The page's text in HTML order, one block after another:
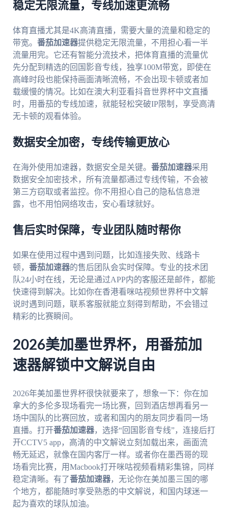
稳定无限流量，专线加速更流畅
体育直播尤其是4K高清直播，需要大量的流量和稳定的
带宽。 番茄加速器提供稳定无限流量，不用担心看一半
流量用完。它还有智能分流技术，把体育直播的流量优
先分配到精选的回国影音专线，独享100M带宽，即使在
高峰时段也能保持画面清晰流畅，不会出现卡顿或者加
载缓慢的情况。比如在澳大利亚看抖音世界杯中文直播
时，用番茄的专线加速，就能轻松突破IP限制，享受高清
无卡顿的观看体验。
数据安全加密，专线传输更放心
在海外使用加速器，数据安全是关键。 番茄加速器采用
数据安全加密技术，所有流量都通过专线传输，不会被
第三方窃取或者监控。你不用担心自己的隐私信息泄
露，也不用怕网络攻击，安心看球就好。
售后实时保障，专业团队随时帮你
如果在使用过程中遇到问题，比如连接失败、线路卡
顿， 番茄加速器的售后团队会实时保障。专业的技术团
队24小时在线，无论是通过APP内的客服还是邮件，都能
快速得到解决。比如你在香港看咪咕视频世界杯中文解
说时遇到问题，联系客服就能立刻得到帮助，不会错过
精彩的比赛瞬间。
2026美加墨世界杯，用番茄加
速器解锁中文解说自由
2026年美加墨世界杯很快就要来了，想象一下：你在加
拿大的多伦多现场看完一场比赛，回到酒店想再看另一
场中国队的比赛回放，或者和国内的朋友同步看同一场
直播。打开番茄加速器，选择“回国影音专线”，连接后打
开CCTV5 app，高清的中文解说立刻加载出来，画面流
畅无延迟，就像在国内客厅一样。或者你在墨西哥的现
场看完比赛，用Macbook打开咪咕视频看精彩集锦，同样
稳定清晰。有了番茄加速器，无论你在美加墨三国的哪
个地方，都能随时享受熟悉的中文解说，和国内球迷一
起为喜欢的球队加油。